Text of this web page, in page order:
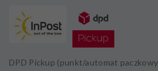
DPD Pickup (punkt/automat